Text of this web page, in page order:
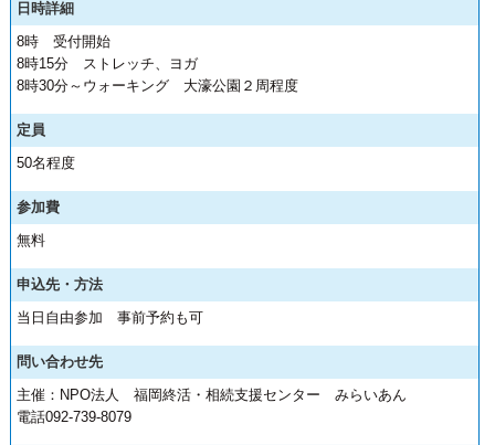
日時詳細
8時 受付開始
8時15分 ストレッチ、ヨガ
8時30分～ウォーキング 大濠公園２周程度
定員
50名程度
参加費
無料
申込先・方法
当日自由参加 事前予約も可
問い合わせ先
主催：NPO法人 福岡終活・相続支援センター みらいあん
電話092-739-8079